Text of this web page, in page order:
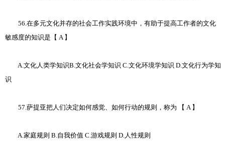
56.在多元文化并存的社会工作实践环境中，有助于提高工作者的文化
敏感度的知识是【 A 】
A.文化人类学知识B.文化社会学知识 C.文化环境学知识 D.文化行为学知
识
57.萨提亚把人们决定如何感觉、如何行动的规则，称为 【 A 】
A.家庭规则 B.自我价值 C.游戏规则 D.人性规则